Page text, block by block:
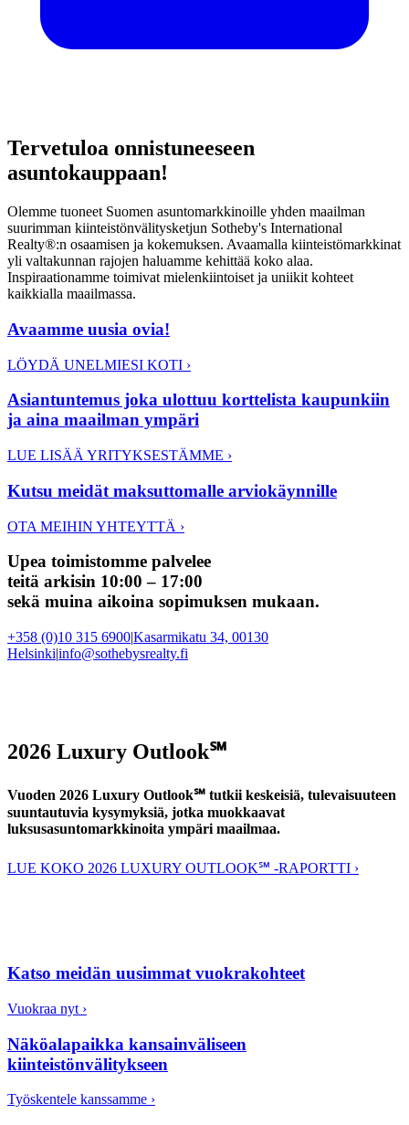
Tervetuloa onnistuneeseen
asuntokauppaan!
Olemme tuoneet Suomen asuntomarkkinoille yhden maailman
suurimman kiinteistönvälitysketjun Sotheby's International
Realty®:n osaamisen ja kokemuksen. Avaamalla kiinteistömarkkinat
yli valtakunnan rajojen haluamme kehittää koko alaa.
Inspiraationamme toimivat mielenkiintoiset ja uniikit kohteet
kaikkialla maailmassa.
Avaamme uusia ovia!
LÖYDÄ UNELMIESI KOTI ›
Asiantuntemus joka ulottuu korttelista kaupunkiin
ja aina maailman ympäri
LUE LISÄÄ YRITYKSESTÄMME ›
Kutsu meidät maksuttomalle arviokäynnille
OTA MEIHIN YHTEYTTÄ ›
Upea toimistomme palvelee
teitä arkisin 10:00 – 17:00
sekä muina aikoina sopimuksen mukaan.
+358 (0)10 315 6900|Kasarmikatu 34, 00130
Helsinki|info@sothebysrealty.fi
2026 Luxury Outlook℠
Vuoden 2026 Luxury Outlook℠ tutkii keskeisiä, tulevaisuuteen
suuntautuvia kysymyksiä, jotka muokkaavat
luksusasuntomarkkinoita ympäri maailmaa.
LUE KOKO 2026 LUXURY OUTLOOK℠ -RAPORTTI ›
Katso meidän uusimmat vuokrakohteet
Vuokraa nyt ›
Näköalapaikka kansainväliseen
kiinteistönvälitykseen
Työskentele kanssamme ›